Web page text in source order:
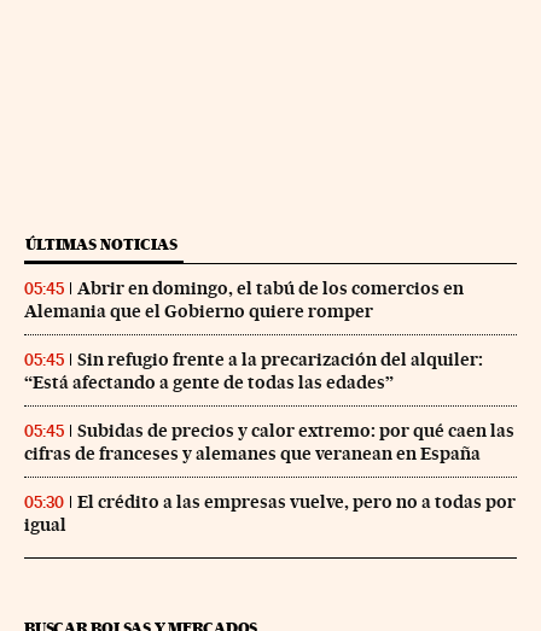
ÚLTIMAS NOTICIAS
05:45
Abrir en domingo, el tabú de los comercios en
Alemania que el Gobierno quiere romper
05:45
Sin refugio frente a la precarización del alquiler:
“Está afectando a gente de todas las edades”
05:45
Subidas de precios y calor extremo: por qué caen las
cifras de franceses y alemanes que veranean en España
05:30
El crédito a las empresas vuelve, pero no a todas por
igual